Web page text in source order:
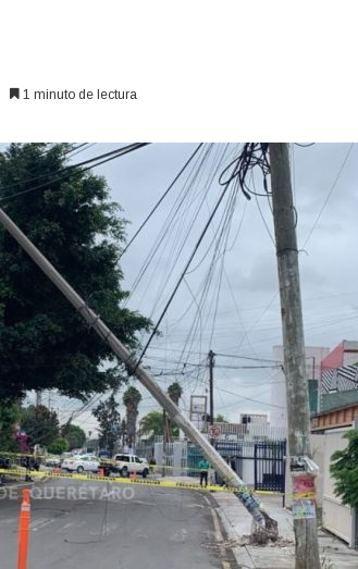
1 minuto de lectura